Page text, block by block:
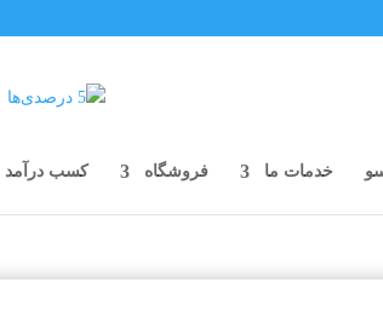
خدمات ما فروشگاه کسب درآمد